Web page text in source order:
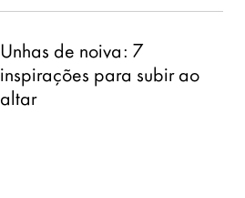
Unhas de noiva: 7
inspirações para subir ao
altar